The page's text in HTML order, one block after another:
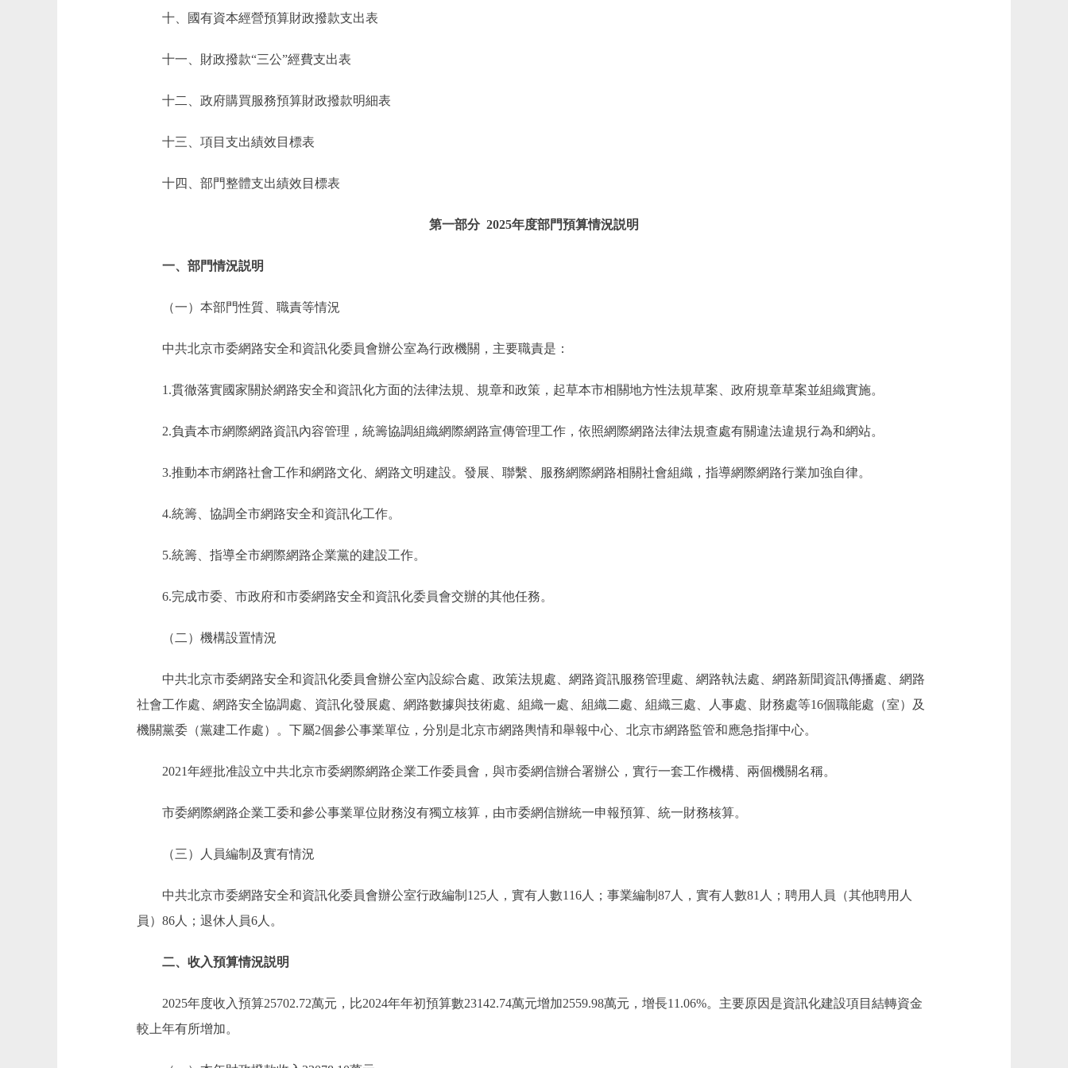
十、國有資本經營預算財政撥款支出表
十一、財政撥款“三公”經費支出表
十二、政府購買服務預算財政撥款明細表
十三、項目支出績效目標表
十四、部門整體支出績效目標表
第一部分 2025年度部門預算情況説明
一、部門情況説明
（一）本部門性質、職責等情況
中共北京市委網路安全和資訊化委員會辦公室為行政機關，主要職責是：
1.貫徹落實國家關於網路安全和資訊化方面的法律法規、規章和政策，起草本市相關地方性法規草案、政府規章草案並組織實施。
2.負責本市網際網路資訊內容管理，統籌協調組織網際網路宣傳管理工作，依照網際網路法律法規查處有關違法違規行為和網站。
3.推動本市網路社會工作和網路文化、網路文明建設。發展、聯繫、服務網際網路相關社會組織，指導網際網路行業加強自律。
4.統籌、協調全市網路安全和資訊化工作。
5.統籌、指導全市網際網路企業黨的建設工作。
6.完成市委、市政府和市委網路安全和資訊化委員會交辦的其他任務。
（二）機構設置情況
中共北京市委網路安全和資訊化委員會辦公室內設綜合處、政策法規處、網路資訊服務管理處、網路執法處、網路新聞資訊傳播處、網路
社會工作處、網路安全協調處、資訊化發展處、網路數據與技術處、組織一處、組織二處、組織三處、人事處、財務處等16個職能處（室）及
機關黨委（黨建工作處）。下屬2個參公事業單位，分別是北京市網路輿情和舉報中心、北京市網路監管和應急指揮中心。
2021年經批准設立中共北京市委網際網路企業工作委員會，與市委網信辦合署辦公，實行一套工作機構、兩個機關名稱。
市委網際網路企業工委和參公事業單位財務沒有獨立核算，由市委網信辦統一申報預算、統一財務核算。
（三）人員編制及實有情況
中共北京市委網路安全和資訊化委員會辦公室行政編制125人，實有人數116人；事業編制87人，實有人數81人；聘用人員（其他聘用人
員）86人；退休人員6人。
二、收入預算情況説明
2025年度收入預算25702.72萬元，比2024年年初預算數23142.74萬元增加2559.98萬元，增長11.06%。主要原因是資訊化建設項目結轉資金
較上年有所增加。